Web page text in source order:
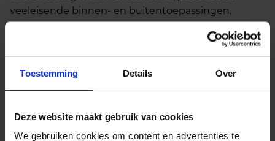
Toestemming Details Over
Deze website maakt gebruik van cookies
We gebruiken cookies om content en advertenties te
veeleisende binnen- en buitentoepassingen.
Alternatieve producten
Meanwell power supply HLG 185W 24V IP67
€70,43 excl. btw